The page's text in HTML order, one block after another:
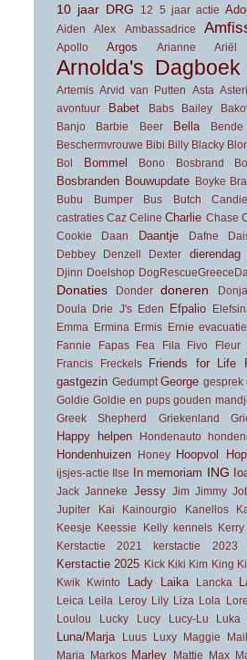
10 jaar DRG
12 5 jaar actie
Aiden Alex Ambassadrice
Apollo
Argos Arianne Ariël
Arnolda's Dagboek
Artemis Arvid van Putten Asta
avontuur
Babet Babs Bailey
Banjo Barbie Beer Bella
Beschermvrouwe Bibi Billy Blacky
Bol
Bommel Bono Bosbrand
Bosbranden Bouwupdate Boyke
Bubu
Bumper Bus Butch Candie
castraties Caz Celine Charlie Chase
Cookie
Daan Daantje Dafne
Debbey
Denzell Dexter dierendag
Djinn Doelshop
Donaties Donder doneren Donja
Doula Drie J's Eden Efpalio
Emma Ermina Ermis Ernie evacuatie
Fannie Fapas Fea Fila Fivo Fleur
Francis
Freckels Friends for Life
gastgezin Gedumpt George gesprek
Goldie Goldie en pups gouden
Greek Shepherd Griekenland
Happy helpen Hondenauto
Hondenhuizen Honey Hoopvol
ijsjes-actie Ilse In memoriam ING
Jack Janneke Jessy Jim Jimmy
Jupiter
Kai Kainourgio Kanellos
Keesje
Keessie Kelly kennels Kerry
Kerstactie 2021
kerstactie 2023
Kerstactie 2025 Kick Kiki Kim King
Kwik
Kwinto Lady Laika Lancka
Leica
Leila Leroy Lily Liza Lola
Loulou
Lucky Lucy Lucy-Lu Luka
Luna/Marja
Luus Luxy Maggie
Maria
Markos Marley Mattie Max